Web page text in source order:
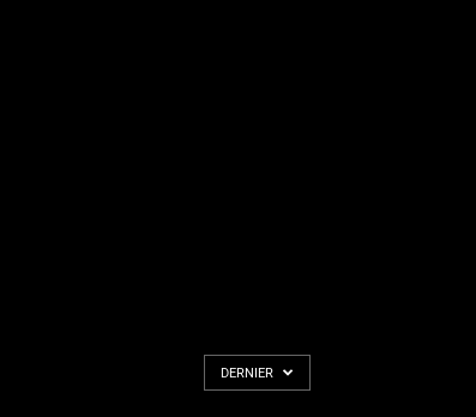
DERNIER